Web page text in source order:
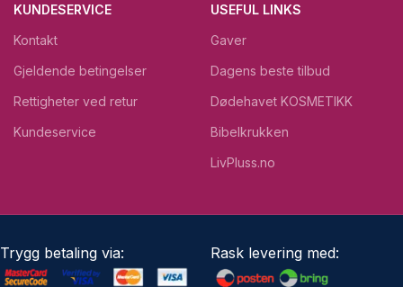
KUNDESERVICE
Kontakt
Gjeldende betingelser
Rettigheter ved retur
Kundeservice
USEFUL LINKS
Gaver
Dagens beste tilbud
Dødehavet KOSMETIKK
Bibelkrukken
LivPluss.no
Trygg betaling via: Rask levering med: